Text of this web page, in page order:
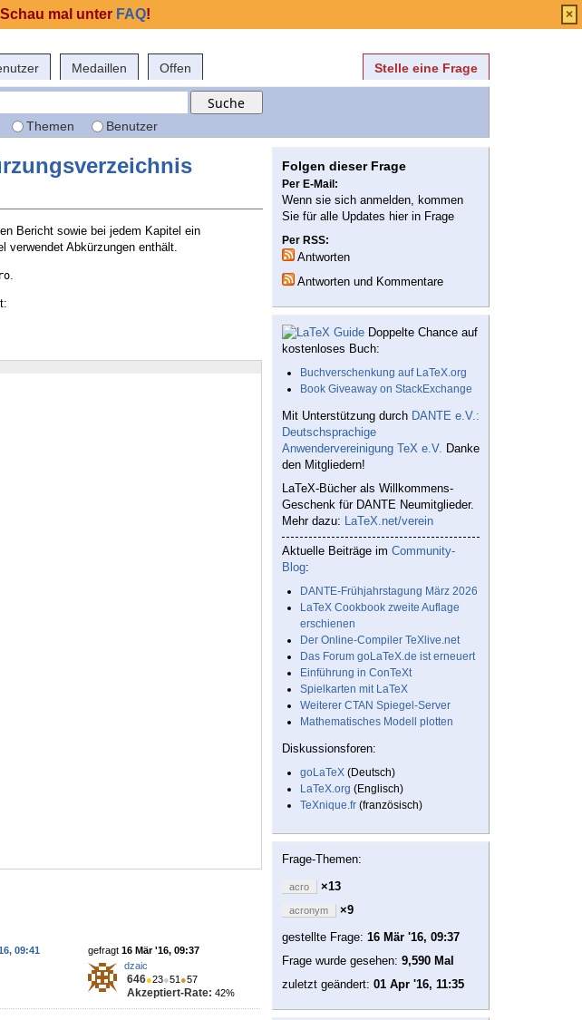
Medaillen Offen Stelle eine Frage
Themen Benutzer
Bericht sowie bei jedem Kapitel ein
verwendet Abkürzungen enthält.
.
gefragt 16 Mär '16, 09:37
dzaic
646●23●51 ●57
Akzeptiert-Rate: 42%
09:41
Folgen dieser Frage
Per E-Mail:
Wenn sie sich anmelden, kommen
Sie für alle Updates hier in Frage
Per RSS:
Antworten
Antworten und Kommentare
Doppelte Chance auf
kostenloses Buch:
Buchverschenkung auf LaTeX.org
Book Giveaway on StackExchange
Mit Unterstützung durch DANTE e.V.:
Deutschsprachige
Anwendervereinigung TeX e.V. Danke
den Mitgliedern!
LaTeX-Bücher als Willkommens-
Geschenk für DANTE Neumitglieder.
Mehr dazu: LaTeX.net/verein
Aktuelle Beiträge im Community-
Blog:
DANTE-Frühjahrstagung März 2026
LaTeX Cookbook zweite Auflage
erschienen
Der Online-Compiler TeXlive.net
Das Forum goLaTeX.de ist erneuert
Einführung in ConTeXt
Spielkarten mit LaTeX
Weiterer CTAN Spiegel-Server
Mathematisches Modell plotten
Diskussionsforen:
goLaTeX (Deutsch)
LaTeX.org (Englisch)
TeXnique.fr (französisch)
Frage-Themen:
acro ×13
acronym
×9
gestellte Frage: 16 Mär '16, 09:37
Frage wurde gesehen: 9,590 Mal
zuletzt geändert: 01 Apr '16, 11:35
mal unter FAQ! ×